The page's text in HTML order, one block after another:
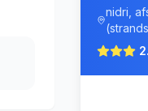
nidri,